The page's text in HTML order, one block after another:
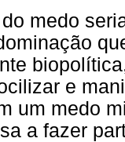
medo
e
um medo
a fazer